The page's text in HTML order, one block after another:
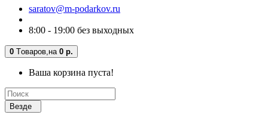
saratov@m-podarkov.ru
8:00 - 19:00 без выходных
0 Tоваров, на 0 р.
Ваша корзина пуста!
Везде